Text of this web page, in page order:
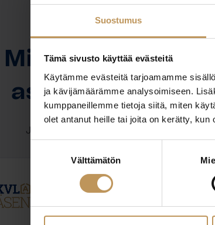
Suostumus
Tämä sivusto käyttää evästeitä
Käytämme evästeitä tarjoamamme
ja kävijämäärämme analysoimiseen.
kumppaneillemme tietoja siitä, miten
olet antanut heille tai joita on kerätty, kun
Välttämätön
OTA YHTEYTTÄ
Miten voin auttaa
asuntoasioissa?
Jätä yhteystietosi, niin otan yhteyttä
Martti Jaako
martti.jaako@bo.fi